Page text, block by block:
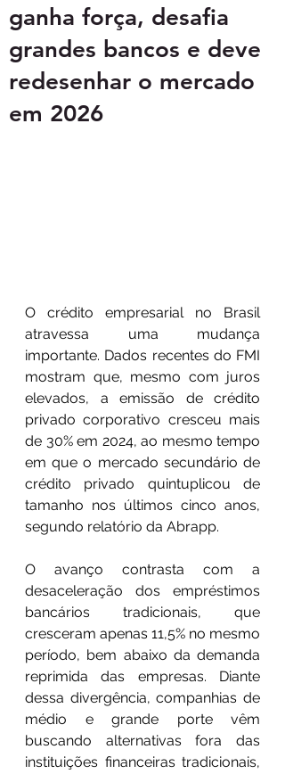
ganha força, desafia
grandes bancos e deve
redesenhar o mercado
em 2026
O crédito empresarial no Brasil
atravessa uma mudança
importante. Dados recentes do FMI
mostram que, mesmo com juros
elevados, a emissão de crédito
privado corporativo cresceu mais
de 30% em 2024, ao mesmo tempo
em que o mercado secundário de
crédito privado quintuplicou de
tamanho nos últimos cinco anos,
segundo relatório da Abrapp.
O avanço contrasta com a
desaceleração dos empréstimos
bancários tradicionais, que
cresceram apenas 11,5% no mesmo
período, bem abaixo da demanda
reprimida das empresas. Diante
dessa divergência, companhias de
médio e grande porte vêm
buscando alternativas fora das
instituições financeiras tradicionais,